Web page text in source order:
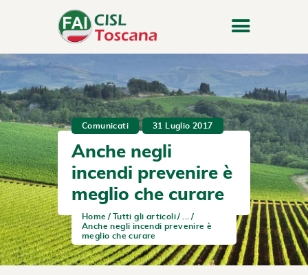
Comunicati 31 Luglio 2017
Anche negli
incendi prevenire è
meglio che curare
Home Tutti gli articoli
Anche negli incendi prevenire è
meglio che curare